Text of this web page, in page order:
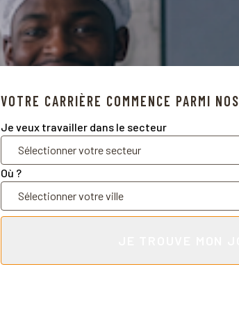
VOTRE CARRIÈRE COMMENCE PARMI NOS
Je veux travailler dans le secteur
Où ?